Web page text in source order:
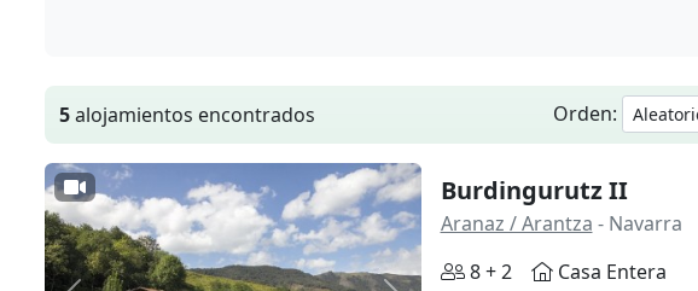
5alojamientos encontrados Orden:
Burdingurutz II
Aranaz / Arantza - Navarra
8 + 2
Casa Entera